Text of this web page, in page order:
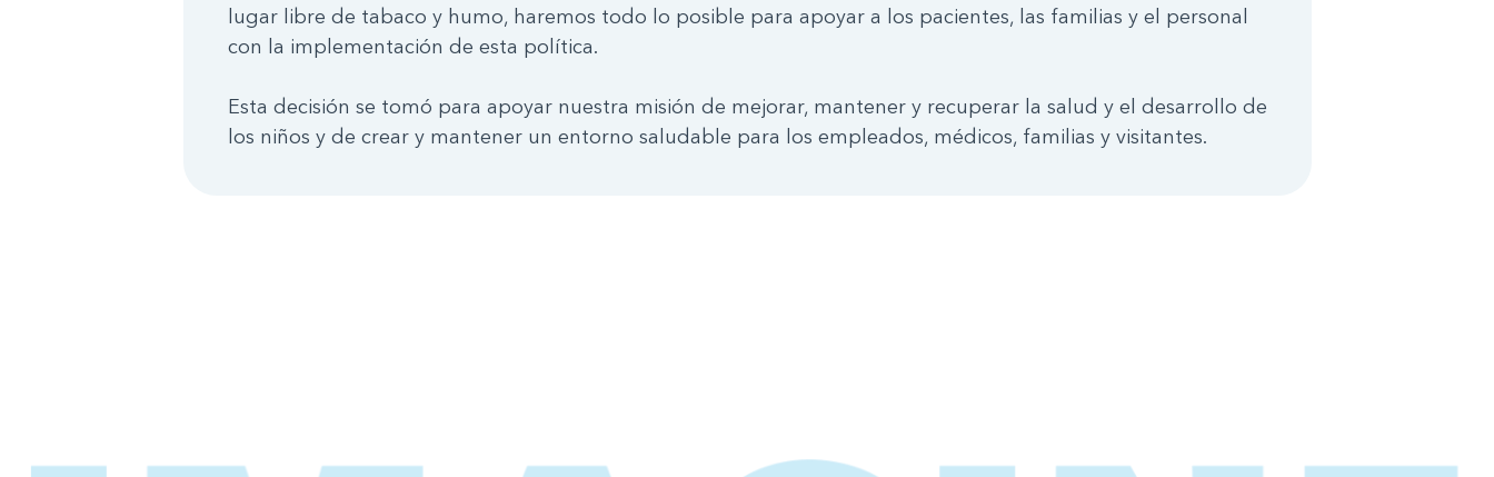
lugar libre de tabaco y humo, haremos todo lo posible para apoyar a los pacientes, las familias y el personal
con la implementación de esta política.
Esta decisión se tomó para apoyar nuestra misión de mejorar, mantener y recuperar la salud y el desarrollo de
los niños y de crear y mantener un entorno saludable para los empleados, médicos, familias y visitantes.